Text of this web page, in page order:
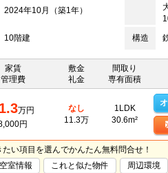
2024年10月（築1年）
10階建 構造
家賃
管理費
敷金
礼金
間取り
専有面積
万円
円
なし
11.3万
1LDK
30.6m²
い項目を選んでかんたん無料問合せ！
空室情報 これと似た物件 周辺環境